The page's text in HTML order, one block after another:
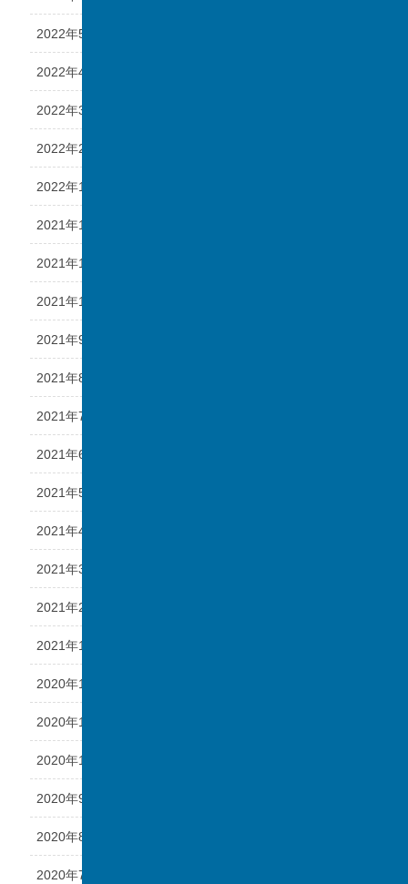
2022年5月
2022年4月
2022年3月
2022年2月
2022年1月
2021年12月
2021年11月
2021年10月
2021年9月
2021年8月
2021年7月
2021年6月
2021年5月
2021年4月
2021年3月
2021年2月
2021年1月
2020年12月
2020年11月
2020年10月
2020年9月
2020年8月
2020年7月